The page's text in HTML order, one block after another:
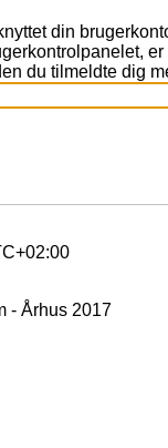
din
er
du tilmeldte dig
- Århus 2017